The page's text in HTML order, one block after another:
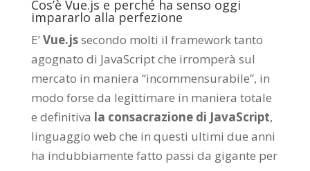
Cos’è Vue.js e perché ha senso oggi
impararlo alla perfezione
E’Vue.jssecondo molti il framework tanto
agognato di JavaScript che irromperà sul
mercato in maniera “incommensurabile”, in
modo forse da legittimare in maniera totale
e definitiva la consacrazione di JavaScript,
linguaggio web che in questi ultimi due anni
ha indubbiamente fatto passi da gigante per